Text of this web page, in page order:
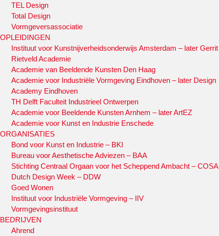
TEL Design
Total Design
Vormgeversassociatie
OPLEIDINGEN
Instituut voor Kunstnijverheidsonderwijs Amsterdam – later Gerrit
Rietveld Academie
Academie van Beeldende Kunsten Den Haag
Academie voor Industriële Vormgeving Eindhoven – later Design
Academy Eindhoven
TH Delft Faculteit Industrieel Ontwerpen
Academie voor Beeldende Kunsten Arnhem – later ArtEZ
Academie voor Kunst en Industrie Enschede
ORGANISATIES
Bond voor Kunst en Industrie – BKI
Bureau voor Aesthetische Adviezen – BAA
Stichting Centraal Orgaan voor het Scheppend Ambacht – COSA
Dutch Design Week – DDW
Goed Wonen
Instituut voor Industriële Vormgeving – IIV
Vormgevingsinstituut
BEDRIJVEN
Ahrend